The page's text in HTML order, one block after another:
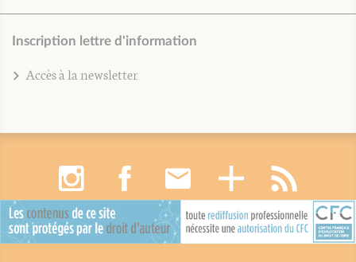
Inscription lettre d'information
Accès à la newsletter